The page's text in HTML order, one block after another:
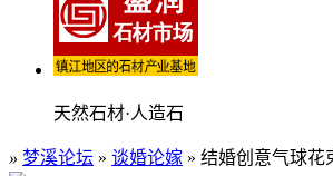
天然石材·人造石
» 梦溪论坛 » 谈婚论嫁 » 结婚创意气球花